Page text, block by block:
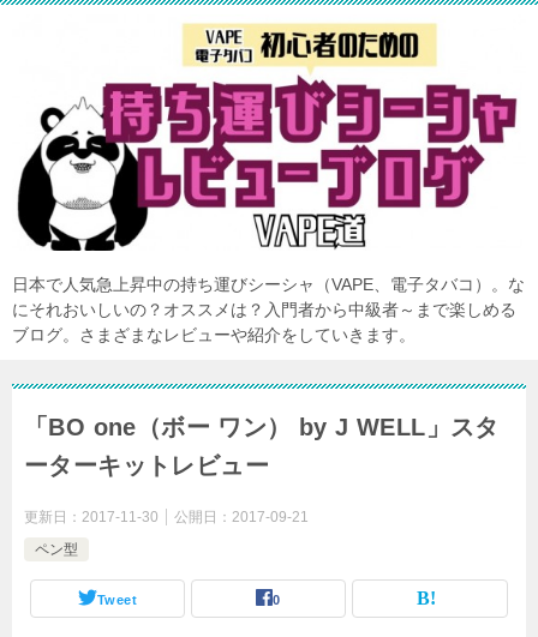
日本で人気急上昇中の持ち運びシーシャ（VAPE、電子タバコ）。な
にそれおいしいの？オススメは？入門者から中級者～まで楽しめる
ブログ。さまざまなレビューや紹介をしていきます。
「BO one（ボー ワン） by J WELL」スタ
ーターキットレビュー
更新日： 2017-11-30 公開日： 2017-09-21
ペン型
Tweet 0